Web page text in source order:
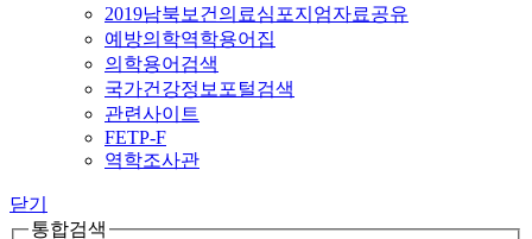
2019남북보건의료심포지엄자료공유
예방의학역학용어집
의학용어검색
국가건강정보포털검색
관련사이트
FETP-F
역학조사관
닫기
통합검색